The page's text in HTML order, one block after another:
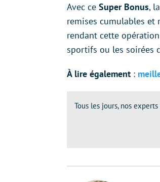
Avec ce Super Bonus,
remises cumulables et
rendant cette
sportifs ou les soirées
À lire également :
Tous les jours, nos